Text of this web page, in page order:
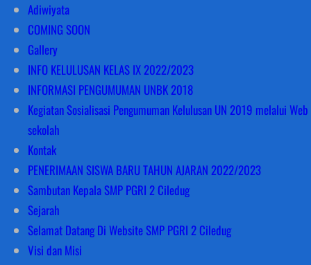
Adiwiyata
COMING SOON
Gallery
INFO KELULUSAN KELAS IX 2022/2023
INFORMASI PENGUMUMAN UNBK 2018
Kegiatan Sosialisasi Pengumuman Kelulusan UN 2019 melalui Web
sekolah
Kontak
PENERIMAAN SISWA BARU TAHUN AJARAN 2022/2023
Sambutan Kepala SMP PGRI 2 Ciledug
Sejarah
Selamat Datang Di Website SMP PGRI 2 Ciledug
Visi dan Misi